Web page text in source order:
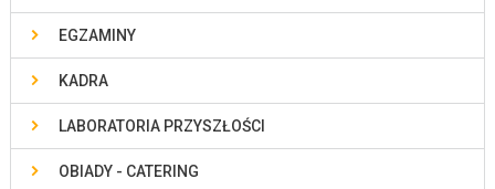
EGZAMINY
KADRA
LABORATORIA PRZYSZŁOŚCI
OBIADY - CATERING